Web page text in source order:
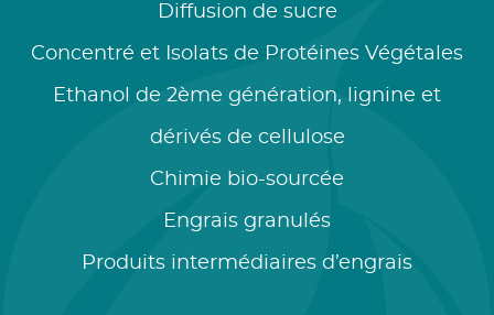
Diffusion de sucre
Concentré et Isolats de Protéines Végétales
Ethanol de 2ème génération, lignine et
dérivés de cellulose
Chimie bio-sourcée
Engrais granulés
Produits intermédiaires d’engrais